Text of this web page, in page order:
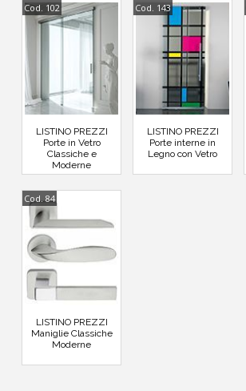
Cod. 102
LISTINO PREZZI
Porte in Vetro
Classiche e
Moderne
Cod. 143
LISTINO PREZZI
Porte interne in
Legno con Vetro
Cod. 84
LISTINO PREZZI
Maniglie Classiche
Moderne